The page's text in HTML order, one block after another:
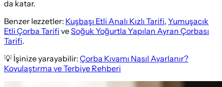
da katar.
Benzer lezzetler: Kuşbaşı Etli Analı Kızlı Tarifi, Yumuşacık
Etli Çorba Tarifi veSoğuk Yoğurtla Yapılan Ayran Çorbası
Tarifi.
💡 İşinize yarayabilir: Çorba Kıvamı Nasıl Ayarlanır?
Koyulaştırma ve Terbiye Rehberi